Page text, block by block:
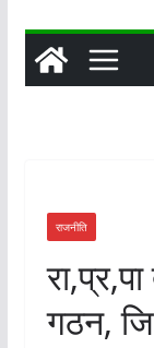
राजनीति
गठन,